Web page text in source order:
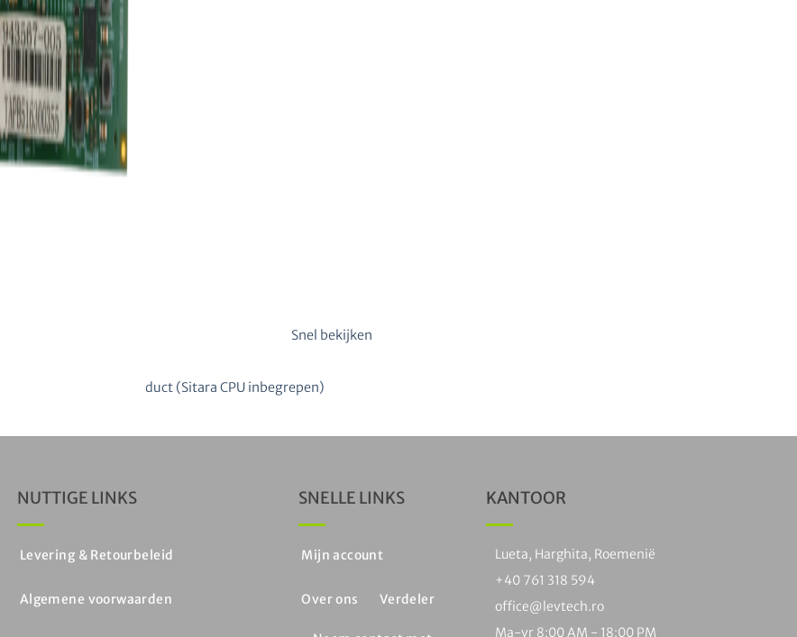
Snel bekijken
moederbord multiproduct (Sitara CPU inbegrepen)
NUTTIGE LINKS
Levering & Retourbeleid
Algemene voorwaarden
SNELLE LINKS
Mijn account
Over ons Verdeler
KANTOOR
Lueta, Harghita, Roemenië
+40 761 318 594
office@levtech.ro
Ma-vr 8:00 AM - 18:00 PM